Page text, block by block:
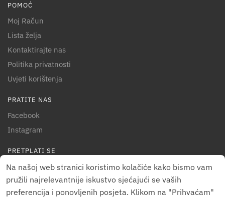
POMOĆ
Moj Račun
Lista želja
Kontaktirajte nas
Politika privatnosti
Uvjeti korištenja
PRATITE NAS
Facebook
Instagram
PRETPLATI SE
Pretplati se!
Na našoj web stranici koristimo kolačiće kako bismo vam
pružili najrelevantnije iskustvo sjećajući se vaših
preferencija i ponovljenih posjeta. Klikom na "Prihvaćam"